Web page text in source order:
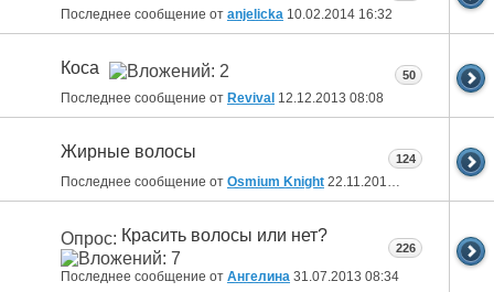
Последнее сообщение от anjelicka 10.02.2014 16:32
Коса
Последнее сообщение от Revival 12.12.2013 08:08
50
Жирные волосы
Последнее сообщение от Osmium Knight 22.11.2013
124
Опрос: Красить волосы или нет?
Последнее сообщение от Ангелина 31.07.2013 08:34
226